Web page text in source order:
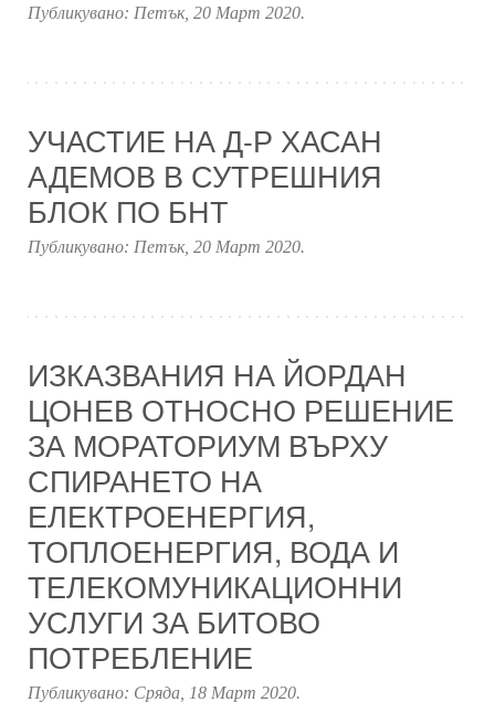
Публикувано: Петък, 20 Март 2020.
УЧАСТИЕ НА Д-Р ХАСАН
АДЕМОВ В СУТРЕШНИЯ
БЛОК ПО БНТ
Публикувано: Петък, 20 Март 2020.
ИЗКАЗВАНИЯ НА ЙОРДАН
ЦОНЕВ ОТНОСНО РЕШЕНИЕ
ЗА МОРАТОРИУМ ВЪРХУ
СПИРАНЕТО НА
ЕЛЕКТРОЕНЕРГИЯ,
ТОПЛОЕНЕРГИЯ, ВОДА И
ТЕЛЕКОМУНИКАЦИОННИ
УСЛУГИ ЗА БИТОВО
ПОТРЕБЛЕНИЕ
Публикувано: Сряда, 18 Март 2020.